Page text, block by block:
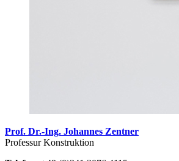
Prof. Dr.-Ing. Johannes Zentner
Professur Konstruktion